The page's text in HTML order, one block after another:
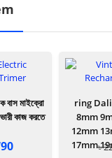
বাস মাইক্রো
কাজ করতে
ring
8mm
12mm
17mm৳